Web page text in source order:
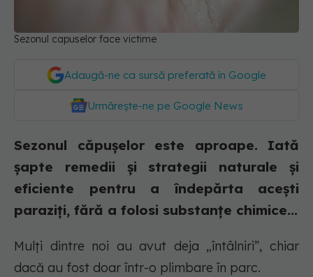
Sezonul capuselor face victime
Adaugă-ne ca sursă preferată în Google
Urmărește-ne pe Google News
Sezonul căpușelor este aproape. Iată
șapte remedii și strategii naturale și
eficiente pentru a îndepărta acești
paraziți, fără a folosi substanțe chimice...
Mulți dintre noi au avut deja „întâlniri”, chiar
dacă au fost doar într-o plimbare în parc.